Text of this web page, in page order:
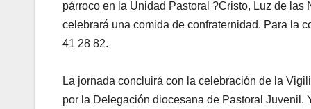
párroco en la Unidad Pastoral ?Cristo, Luz de
celebrará una comida de confraternidad. Para la
41 28 82.
La jornada concluirá con la celebración de la
por la Delegación diocesana de Pastoral Juvenil.